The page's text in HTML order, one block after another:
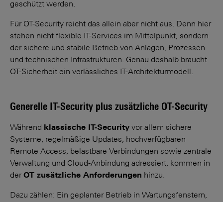
geschützt werden.
Für OT-Security reicht das allein aber nicht aus. Denn hier
stehen nicht flexible IT-Services im Mittelpunkt, sondern
der sichere und stabile Betrieb von Anlagen, Prozessen
und technischen Infrastrukturen. Genau deshalb braucht
OT-Sicherheit ein verlässliches IT-Architekturmodell.
Generelle IT-Security plus zusätzliche OT-Security
Während klassische IT-Security vor allem sichere
Systeme, regelmäßige Updates, hochverfügbaren
Remote Access, belastbare Verbindungen sowie zentrale
Verwaltung und Cloud-Anbindung adressiert, kommen in
derOT zusätzliche Anforderungen hinzu.
Dazu zählen: Ein geplanter Betrieb in Wartungsfenstern,